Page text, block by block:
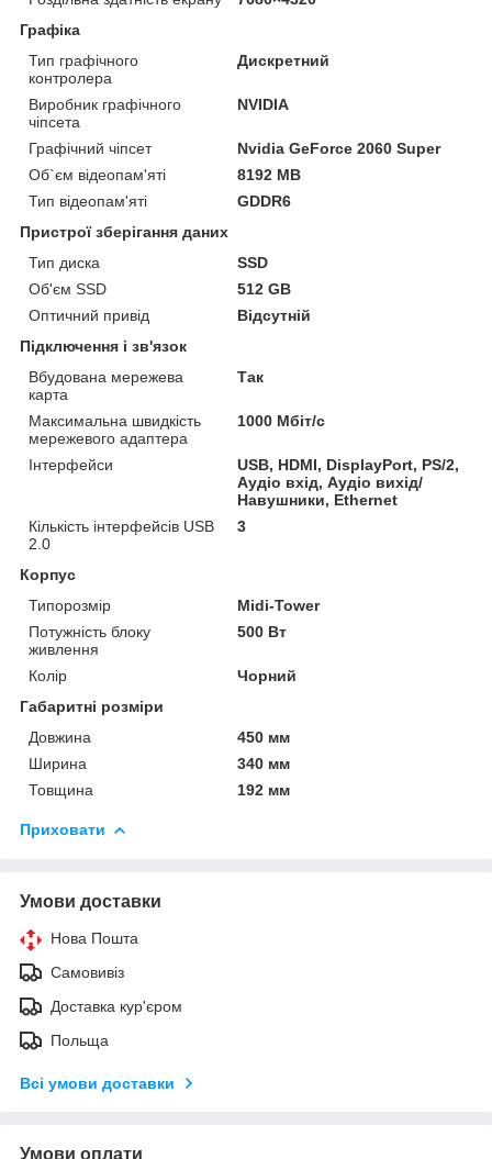
Графіка
Тип графічного
контролера
Дискретний
Виробник графічного
чіпсета
NVIDIA
Графічний чіпсет
Nvidia GeForce 2060 Super
Об`єм відеопам'яті
8192 MB
Тип відеопам'яті
GDDR6
Пристрої зберігання даних
Тип диска
SSD
Об'єм SSD
512 GB
Оптичний привід
Відсутній
Підключення і зв'язок
Вбудована мережева
карта
Так
Максимальна швидкість
мережевого адаптера
1000 Мбіт/с
Інтерфейси
USB, HDMI, DisplayPort, PS/2,
Аудіо вхід, Аудіо вихід/
Навушники, Ethernet
Кількість інтерфейсів USB
2.0
3
Корпус
Типорозмір
Midi-Tower
Потужність блоку
живлення
500 Вт
Колір
Чорний
Габаритні розміри
Довжина
450 мм
Ширина
340 мм
Товщина
192 мм
Приховати
Умови доставки
Нова Пошта
Самовивіз
Доставка кур'єром
Польща
Всі умови доставки
Умови оплати